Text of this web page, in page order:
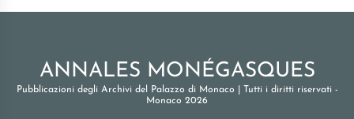
ANNALES MONÉGASQUES
Pubblicazioni degli Archivi del Palazzo di Monaco
Tutti i diritti riservati -
Monaco 2026